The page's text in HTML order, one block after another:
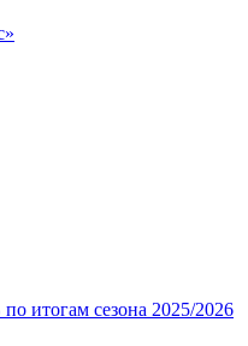
итогам сезона 2025/2026